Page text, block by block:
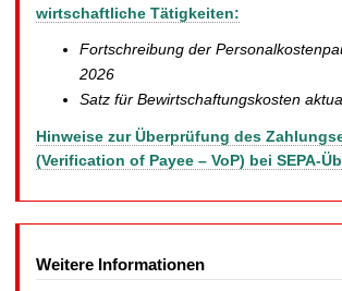
wirtschaftliche Tätigkeiten:
Fortschreibung der
2026
Satz für Bewirtschaftungskosten
Hinweise zur Überprüfung des
(Verification of Payee – VoP) bei SEPA-
Weitere Informationen